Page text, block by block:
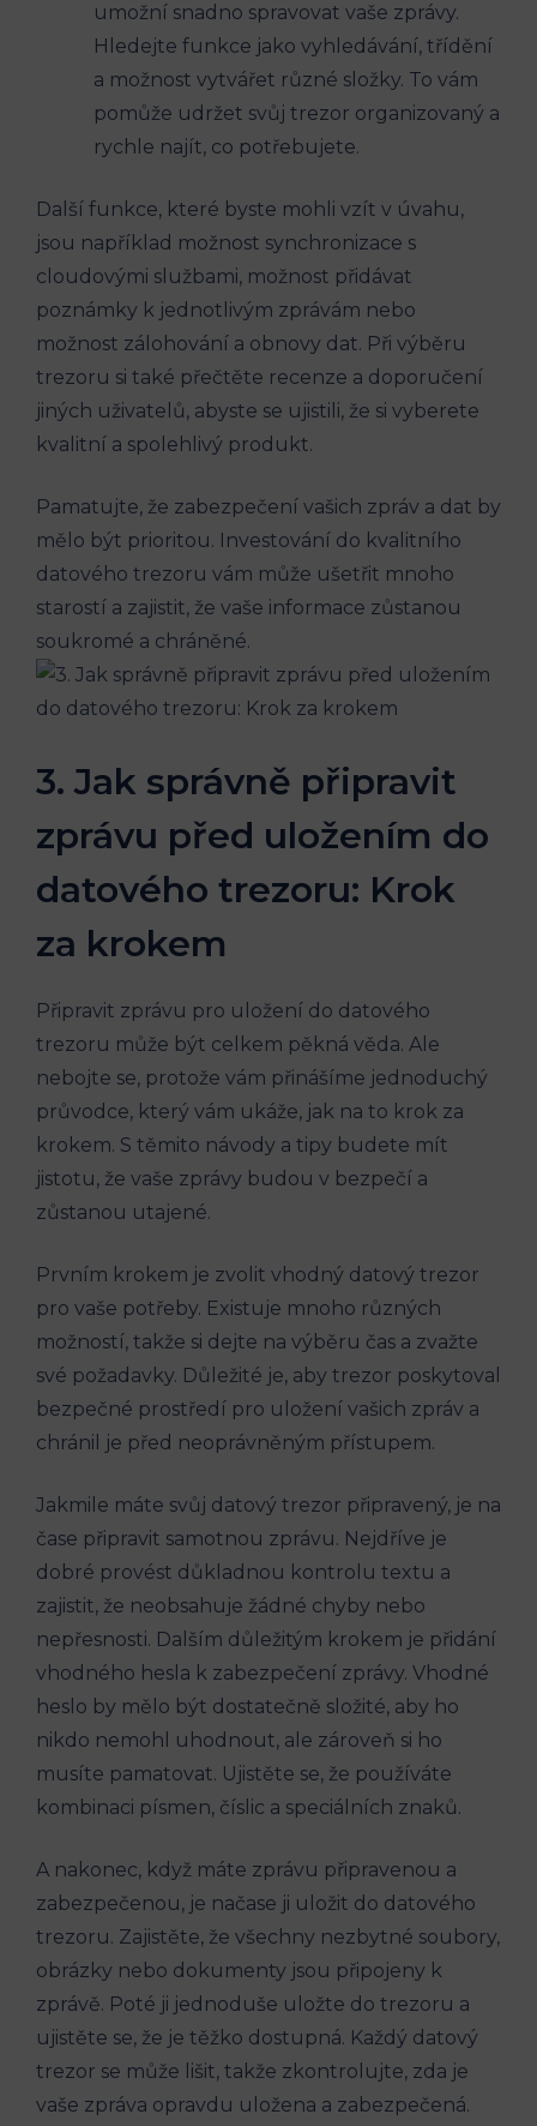
umožní snadno spravovat vaše zprávy.
Hledejte funkce jako vyhledávání, třídění
a možnost vytvářet různé složky. To vám
pomůže udržet svůj trezor organizovaný a
rychle najít, co potřebujete.
Další funkce, které byste mohli vzít v úvahu,
jsou například možnost synchronizace s
cloudovými službami, možnost přidávat
poznámky k jednotlivým zprávám nebo
možnost zálohování a obnovy dat. Při výběru
trezoru si také přečtěte recenze a doporučení
jiných uživatelů, abyste se ujistili, že si vyberete
kvalitní a spolehlivý produkt.
Pamatujte, že zabezpečení vašich zpráv a dat by
mělo být prioritou. Investování do kvalitního
datového trezoru vám může ušetřit mnoho
starostí a zajistit, že vaše informace zůstanou
soukromé a chráněné.
3. Jak správně připravit
zprávu před uložením do
datového trezoru: Krok
za krokem
Připravit zprávu pro uložení do datového
trezoru může být celkem pěkná věda. Ale
nebojte se, protože vám přinášíme jednoduchý
průvodce, který vám ukáže, jak na to krok za
krokem. S těmito návody a tipy budete mít
jistotu, že vaše zprávy budou v bezpečí a
zůstanou utajené.
Prvním krokem je zvolit vhodný datový trezor
pro vaše potřeby. Existuje mnoho různých
možností, takže si dejte na výběru čas a zvažte
své požadavky. Důležité je, aby trezor poskytoval
bezpečné prostředí pro uložení vašich zpráv a
chránil je před neoprávněným přístupem.
Jakmile máte svůj datový trezor připravený, je na
čase připravit samotnou zprávu. Nejdříve je
dobré provést důkladnou kontrolu textu a
zajistit, že neobsahuje žádné chyby nebo
nepřesnosti. Dalším důležitým krokem je přidání
vhodného hesla k zabezpečení zprávy. Vhodné
heslo by mělo být dostatečně složité, aby ho
nikdo nemohl uhodnout, ale zároveň si ho
musíte pamatovat. Ujistěte se, že používáte
kombinaci písmen, číslic a speciálních znaků.
A nakonec, když máte zprávu připravenou a
zabezpečenou, je načase ji uložit do datového
trezoru. Zajistěte, že všechny nezbytné soubory,
obrázky nebo dokumenty jsou připojeny k
zprávě. Poté ji jednoduše uložte do trezoru a
ujistěte se, že je těžko dostupná. Každý datový
trezor se může lišit, takže zkontrolujte, zda je
vaše zpráva opravdu uložena a zabezpečená.